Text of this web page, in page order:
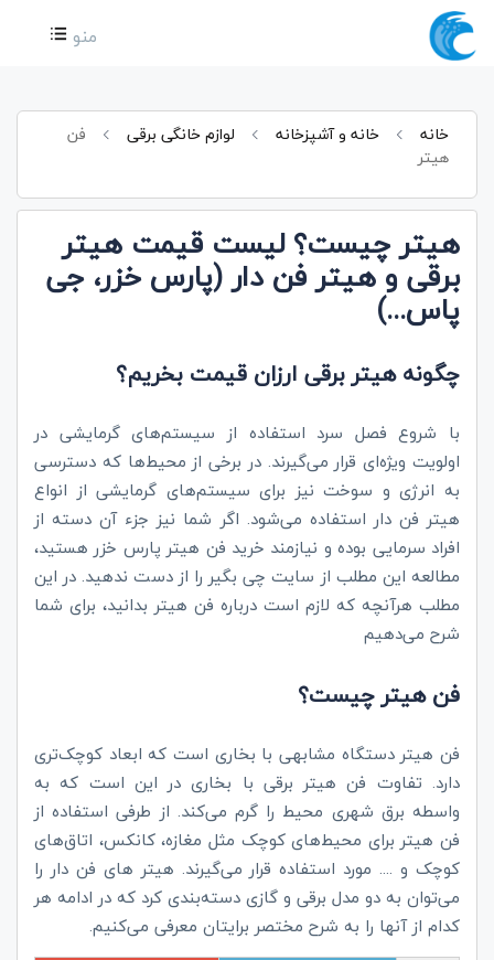
منو
خانه خانه و آشپزخانه لوازم خانگی برقی
فن
هیتر
هیتر چیست؟ لیست قیمت هیتر
برقی و هیتر فن دار (پارس خزر، جی
پاس...)
چگونه هیتر برقی ارزان قیمت بخریم؟
با شروع فصل سرد استفاده از سیستم‌های گرمایشی در
اولویت ویژه‌ای قرار می‌گیرند. در برخی از محیط‌ها که دسترسی
به انرژی و سوخت نیز برای سیستم‌های گرمایشی از انواع
هیتر فن دار استفاده می‌شود. اگر شما نیز جزء آن دسته از
افراد سرمایی بوده و نیازمند خرید فن هیتر پارس خزر هستید،
مطالعه این مطلب از سایت چی بگیر را از دست ندهید. در این
مطلب هرآنچه که لازم است درباره فن هیتر بدانید، برای شما
شرح می‌دهیم
فن هیتر چیست؟
فن هیتر دستگاه مشابهی با بخاری است که ابعاد کوچک‌تری
دارد. تفاوت فن هیتر برقی با بخاری در این است که به
واسطه برق شهری محیط را گرم می‌کند. از طرفی استفاده از
فن هیتر برای محیط‌های کوچک مثل مغازه، کانکس، اتاق‌های
کوچک و .... مورد استفاده قرار می‌گیرند. هیتر های فن دار را
می‌توان به دو مدل برقی و گازی دسته‌بندی کرد که در ادامه هر
کدام از آنها را به شرح مختصر برایتان معرفی می‌کنیم.